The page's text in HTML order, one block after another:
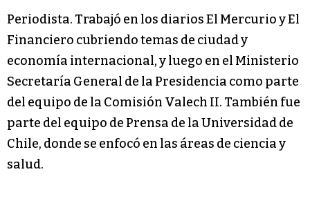
Periodista. Trabajó en los diarios El Mercurio y El
Financiero cubriendo temas de ciudad y
economía internacional, y luego en el Ministerio
Secretaría General de la Presidencia como parte
del equipo de la Comisión Valech II. También fue
parte del equipo de Prensa de la Universidad de
Chile, donde se enfocó en las áreas de ciencia y
salud.